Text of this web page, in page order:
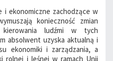
i ekonomiczne zachodzące w
konieczność zmian
kierowania ludźmi w tych
absolwent uzyska aktualną i
ekonomiki i zarządzania, a
rolnej i leśnej w ramach Unii